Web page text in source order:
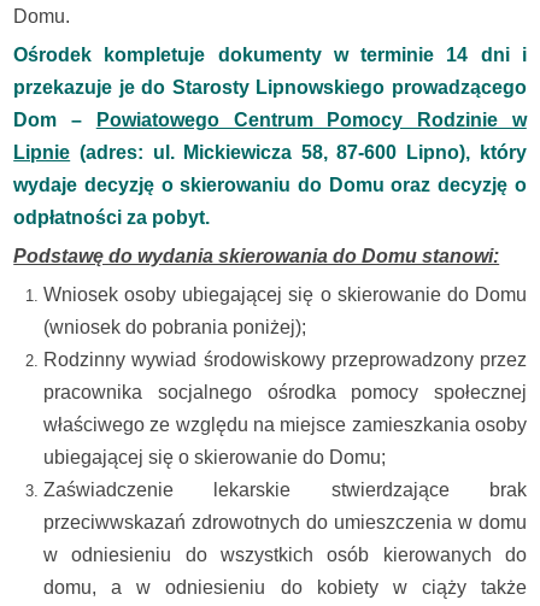
Domu.
Ośrodek kompletuje dokumenty w terminie 14 dni i
przekazuje je do Starosty Lipnowskiego prowadzącego
Dom –
Powiatowego Centrum Pomocy Rodzinie w
Lipnie (adres: ul. Mickiewicza 58, 87-600 Lipno), który
wydaje decyzję o skierowaniu do Domu oraz decyzję o
odpłatności za pobyt.
Podstawę do wydania skierowania do Domu stanowi:
Wniosek osoby ubiegającej się o skierowanie do Domu
(wniosek do pobrania poniżej);
Rodzinny wywiad środowiskowy przeprowadzony przez
pracownika socjalnego ośrodka pomocy społecznej
właściwego ze względu na miejsce zamieszkania osoby
ubiegającej się o skierowanie do Domu;
Zaświadczenie lekarskie stwierdzające brak
przeciwwskazań zdrowotnych do umieszczenia w domu
w odniesieniu do wszystkich osób kierowanych do
domu, a w odniesieniu do kobiety w ciąży także